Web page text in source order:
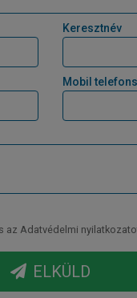
Keresztnév
Mobil
Adatvédelmi
ELKÜLD